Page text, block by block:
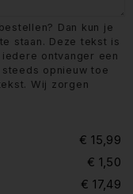
Dan kun je
staan. Deze tekst is
ontvanger een
opnieuw toe
Wij zorgen
€ 15,99
€ 1,50
€ 17,49